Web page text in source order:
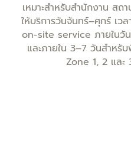
เหมาะสำหรับสำนักงาน สถ
ให้บริการวันจันทร์–ศุกร์ เ
on-site service ภายในวัน
และภายใน 3–7 วันสำหรั
Zone 1, 2 และ